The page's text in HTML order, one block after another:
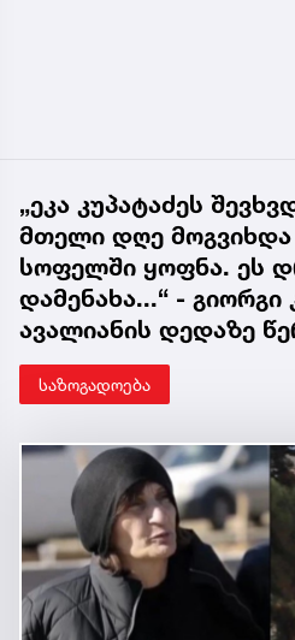
„ეკა კუპატაძეს
მთელი დღე მოგვიხდა
სოფელში ყოფნა. ეს
დამენახა...“ - გიორგი
ავალიანის დედაზე
საზოგადოება